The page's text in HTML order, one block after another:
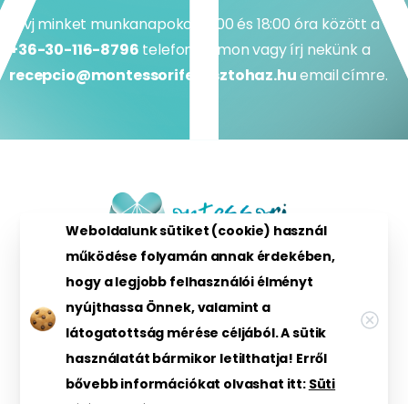
Hívj minket munkanapokon 9:00 és 18:00 óra között a
+36-30-116-8796 telefonszámon vagy írj nekünk a
recepcio@montessorifejlesztohaz.huemail címre.
Montessori Fejlesztőház Kft.© Minden jog
Weboldalunk sütiket (cookie) használ
működése folyamán annak érdekében,
hogy a legjobb felhasználói élményt
nyújthassa Önnek, valamint a
látogatottság mérése céljából. A sütik
használatát bármikor letilthatja! Erről
bővebb információkat olvashat itt: Süti